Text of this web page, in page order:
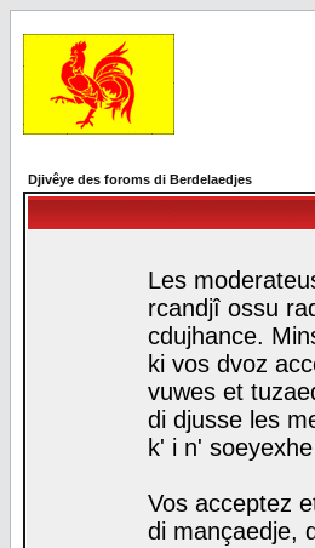
Djivêye des foroms di Berdelaedjes
Les
rcandjî ossu
cdujhance.
ki vos dvoz
vuwes et
di djusse les
k' i n'
Vos acceptez
di mançaedje,